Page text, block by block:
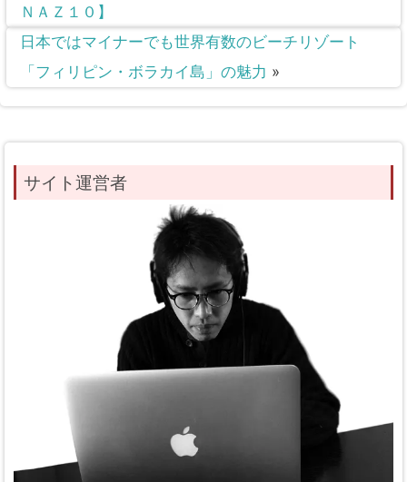
ＮＡＺ１０】
日本ではマイナーでも世界有数のビーチリゾート
「フィリピン・ボラカイ島」の魅力 »
サイト運営者